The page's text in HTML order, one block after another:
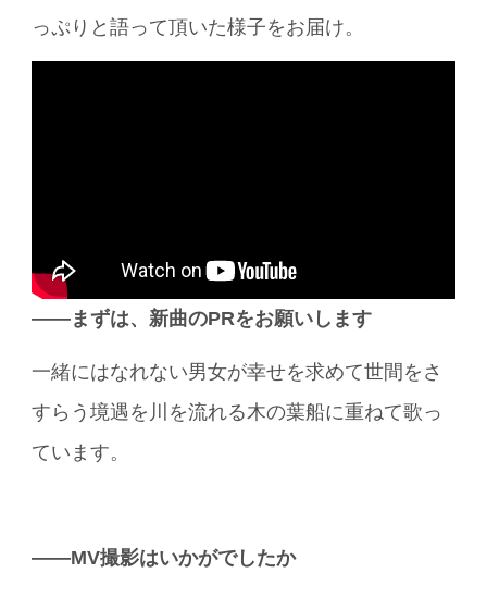
っぷりと語って頂いた様子をお届け。
――まずは、新曲のPRをお願いします
一緒にはなれない男女が幸せを求めて世間をさ
すらう境遇を川を流れる木の葉船に重ねて歌っ
ています。
――MV撮影はいかがでしたか